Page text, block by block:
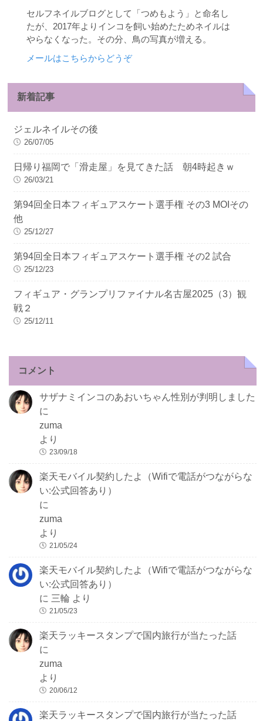
セルフネイルブログとして「つめもよう」と命名し
たが、2017年よりインコを飼い始めたためネイルは
やらなくなった。その分、鳥の写真が増える。
メールはこちらからどうぞ
新着記事
ジェルネイルその後
26/07/05
日帰り福岡で「滑走屋」を見てきた話 朝4時起きｗ
26/03/21
第94回全日本フィギュアスケート選手権 その3 MOIその
他
25/12/27
第94回全日本フィギュアスケート選手権 その2 試合
25/12/23
フィギュア・グランプリファイナル名古屋2025（3）観
戦２
25/12/11
コメント
サザナミインコのあおいちゃん性別が判明しました
に
zuma
より
23/09/18
楽天モバイル契約したよ（Wifiで電話がつながらな
い:公式回答あり）
に
zuma
より
21/05/24
楽天モバイル契約したよ（Wifiで電話がつながらな
い:公式回答あり）
に 三輪 より
21/05/23
楽天ラッキースタンプで国内旅行が当たった話
に
zuma
より
20/06/12
楽天ラッキースタンプで国内旅行が当たった話